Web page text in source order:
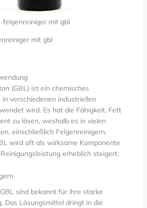
felgenreiniger mit gbl​
mit gbl
(GBL) ist ein chemisches
verschiedenen industriellen
wird. Es hat die Fähigkeit, Fett
zu lösen, weshalb es in vielen
einschließlich Felgenreinigern,
wird oft als wirksame Komponente
erheblich steigert.
sind bekannt für ihre starke
Das Lösungsmittel dringt in die